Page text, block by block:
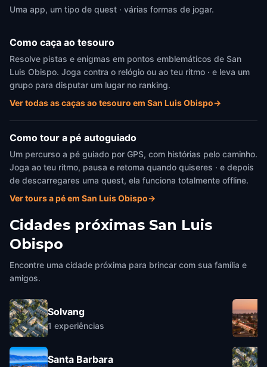
Uma app, um tipo de quest · várias formas de jogar.
Como caça ao tesouro
Resolve pistas e enigmas em pontos emblemáticos de San
Luis Obispo. Joga contra o relógio ou ao teu ritmo · e leva um
grupo para disputar um lugar no ranking.
Ver todas as caças ao tesouro em San Luis Obispo→
Como tour a pé autoguiado
Um percurso a pé guiado por GPS, com histórias pelo caminho.
Joga ao teu ritmo, pausa e retoma quando quiseres · e depois
de descarregares uma quest, ela funciona totalmente offline.
Ver tours a pé em San Luis Obispo→
Cidades próximas San Luis
Obispo
Encontre uma cidade próxima para brincar com sua família e
amigos.
Solvang
1 experiências
Santa Barbara